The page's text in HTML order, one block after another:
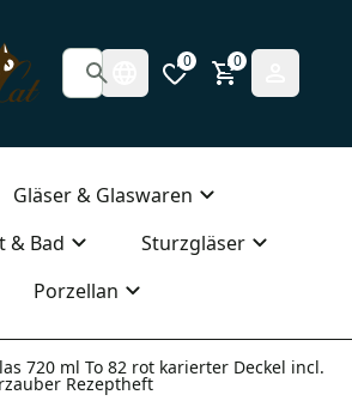
0 0
Gläser & Glaswaren
& Bad
Sturzgläser
Porzellan
720 ml To 82 rot karierter Deckel incl.
Rezeptheft